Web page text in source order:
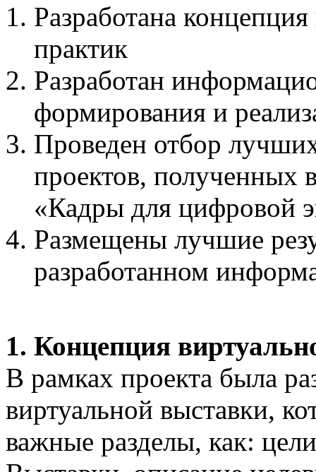
Разработана
практик
Разработан
формирования и
Проведен отбор
проектов, полученных
«Кадры для цифровой
Размещены лучшие
разработанном
1. Концепция
В рамках проекта была
виртуальной выставки,
важные разделы, как: